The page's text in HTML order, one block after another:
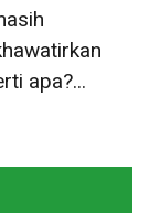
apa?...